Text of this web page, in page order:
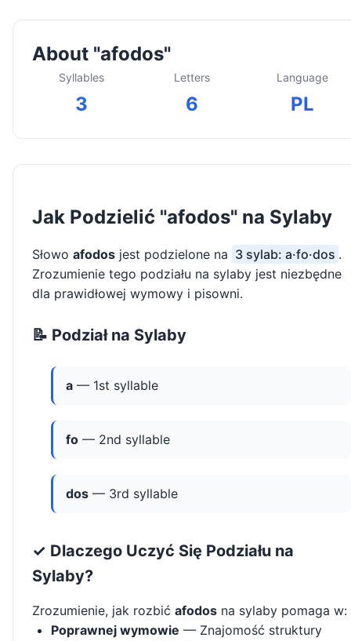
About "afodos"
Syllables
3
Letters
6
Language
PL
Jak Podzielić "afodos" na Sylaby
Słowo afodos jest podzielone na 3 sylab: a·fo·dos .
Zrozumienie tego podziału na sylaby jest niezbędne
dla prawidłowej wymowy i pisowni.
📝 Podział na Sylaby
a — 1st syllable
fo — 2nd syllable
dos — 3rd syllable
✓ Dlaczego Uczyć Się Podziału na
Sylaby?
Zrozumienie, jak rozbić afodos na sylaby pomaga w:
Poprawnej wymowie — Znajomość struktury